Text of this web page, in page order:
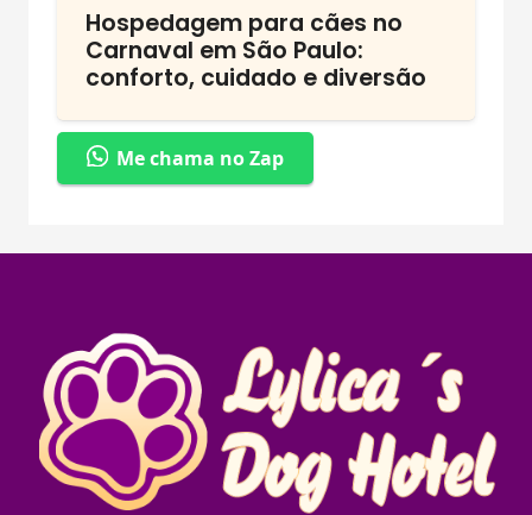
Hospedagem para cães no
Carnaval em São Paulo:
conforto, cuidado e diversão
Me chama no Zap